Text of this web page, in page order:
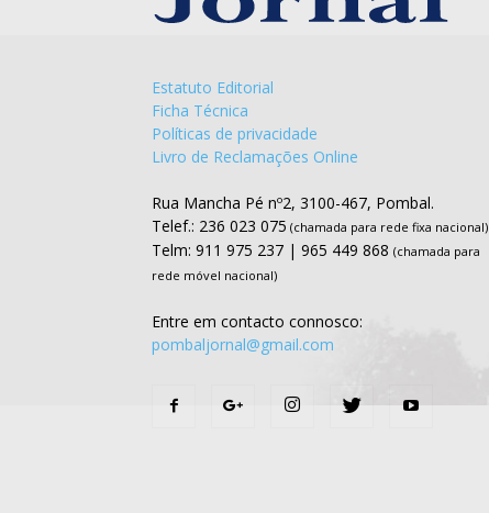
Estatuto Editorial
Ficha Técnica
Políticas de privacidade
Livro de Reclamações Online
Rua Mancha Pé nº2, 3100-467, Pombal.
Telef.: 236 023 075 (chamada para rede fixa nacional)
Telm: 911 975 237 | 965 449 868 (chamada para
rede móvel nacional)
Entre em contacto connosco:
pombaljornal@gmail.com